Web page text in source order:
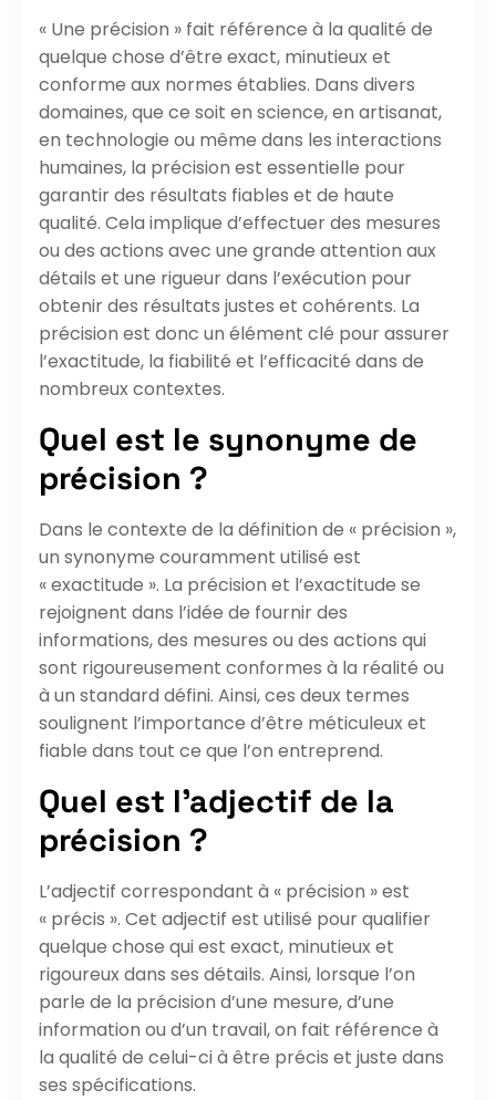
« Une précision » fait référence à la qualité de
quelque chose d’être exact, minutieux et
conforme aux normes établies. Dans divers
domaines, que ce soit en science, en artisanat,
en technologie ou même dans les interactions
humaines, la précision est essentielle pour
garantir des résultats fiables et de haute
qualité. Cela implique d’effectuer des mesures
ou des actions avec une grande attention aux
détails et une rigueur dans l’exécution pour
obtenir des résultats justes et cohérents. La
précision est donc un élément clé pour assurer
l’exactitude, la fiabilité et l’efficacité dans de
nombreux contextes.
Quel est le synonyme de
précision ?
Dans le contexte de la définition de « précision »,
un synonyme couramment utilisé est
« exactitude ». La précision et l’exactitude se
rejoignent dans l’idée de fournir des
informations, des mesures ou des actions qui
sont rigoureusement conformes à la réalité ou
à un standard défini. Ainsi, ces deux termes
soulignent l’importance d’être méticuleux et
fiable dans tout ce que l’on entreprend.
Quel est l’adjectif de la
précision ?
L’adjectif correspondant à « précision » est
« précis ». Cet adjectif est utilisé pour qualifier
quelque chose qui est exact, minutieux et
rigoureux dans ses détails. Ainsi, lorsque l’on
parle de la précision d’une mesure, d’une
information ou d’un travail, on fait référence à
la qualité de celui-ci à être précis et juste dans
ses spécifications.